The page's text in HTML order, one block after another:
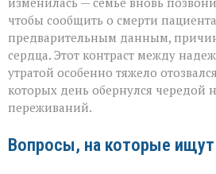
чтобы сообщить о смерти
предварительным данным,
сердца. Этот контраст между
утратой особенно тяжело
которых день обернулся чередой
переживаний.
Вопросы, на которые